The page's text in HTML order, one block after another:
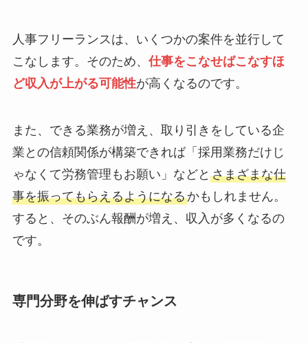
人事フリーランスは、いくつかの案件を並行して
こなします。そのため、 仕事をこなせばこなすほ
ど収入が上がる可能性が高くなるのです。
また、できる業務が増え、取り引きをしている企
業との信頼関係が構築できれば「採用業務だけじ
ゃなくて労務管理もお願い」などと さまざまな仕
事を振ってもらえるようになるかもしれません。
すると、そのぶん報酬が増え、収入が多くなるの
です。
専門分野を伸ばすチャンス